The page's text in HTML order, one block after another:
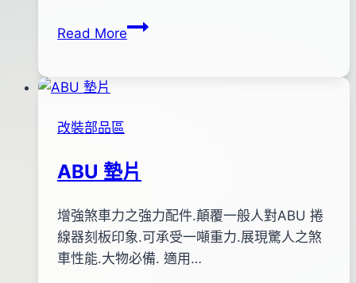
shop
01
日
2017
08
月
25
日
Read MoreAbu
改裝部品區
ABU 墊片
Byanna
2011
年
12
增強煞車力之強力配件.顛覆一般人對ABU 捲
線器刻板印象.可承受一噸重力.展現驚人之煞
車性能.大物必備. 適用…